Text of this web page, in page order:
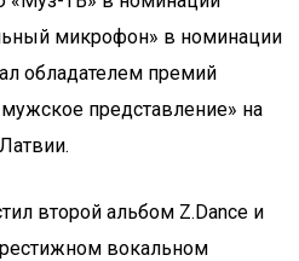
микрофон» в номинации
обладателем премий
представление» на
второй альбом Z.Dance и
вокальном